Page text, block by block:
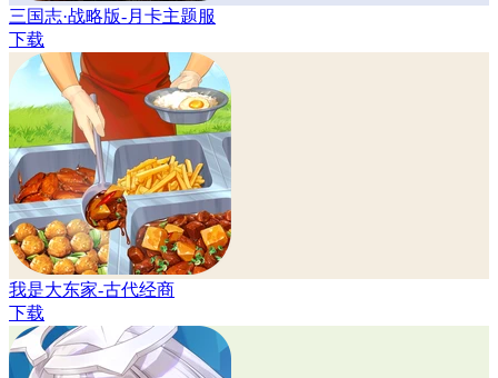
三国志·战略版-月卡主题服
下载
我是大东家-古代经商
下载